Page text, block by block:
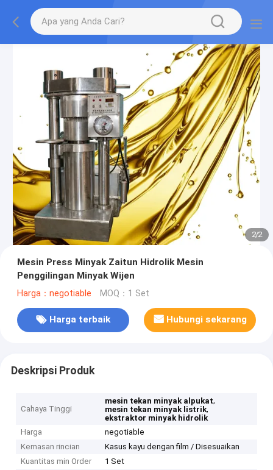
2/2
Mesin Press Minyak Zaitun Hidrolik Mesin
Penggilingan Minyak Wijen
Harga：negotiable MOQ：1 Set
Harga terbaik Hubungi sekarang
Deskripsi Produk
Cahaya Tinggi
mesin tekan minyak alpukat,
mesin tekan minyak listrik,
ekstraktor minyak hidrolik
Harga
negotiable
Kemasan rincian
Kasus kayu dengan film / Disesuaikan
Kuantitas min Order
1 Set